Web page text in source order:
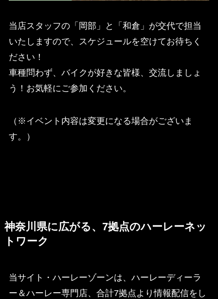
当店スタッフの「岡部」と「和倉」が交代で担当
いたしますので、スケジュールを空けてお待ちく
ださい！
車種問わず、バイクが好きな皆様、交流しましょ
う！お気軽にご参加ください。
（※イベント内容は変更になる場合がございま
す。）
神奈川県に広がる、7拠点のハーレーネッ
トワーク
当サイト・ハーレーゾーンは、ハーレーディーラ
ー＆ハーレー専門店、合計7拠点より情報配信をし